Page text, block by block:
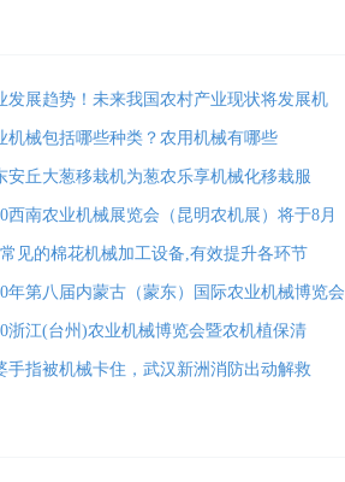
发展趋势！未来我国农村产业现状将发展机
机械包括哪些种类？农用机械有哪些
安丘大葱移栽机为葱农乐享机械化移栽服
西南农业机械展览会（昆明农机展）将于8月
见的棉花机械加工设备,有效提升各环节
年第八届内蒙古（蒙东）国际农业机械博览会
浙江(台州)农业机械博览会暨农机植保清
手指被机械卡住，武汉新洲消防出动解救